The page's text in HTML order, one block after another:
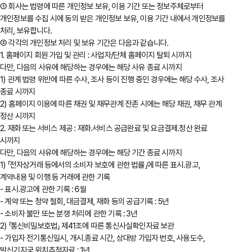
① 회사는 법령에 따른 개인정보 보유, 이용 기간 또는 정보주체로부터
개인정보를 수집 시에 동의 받은 개인정보 보유, 이용 기간 내에서 개인정보를
처리, 보유합니다.
② 각각의 개인정보 처리 및 보유 기간은 다음과 같습니다.
1. 홈페이지 회원 가입 및 관리 : 사업자/단체 홈페이지 탈퇴 시까지
다만, 다음의 사유에 해당하는 경우에는 해당 사유 종료 시까지
1) 관계 법령 위반에 따른 수사, 조사 등이 진행 중인 경우에는 해당 수사, 조사
종료 시까지
2) 홈페이지 이용에 따른 채권 및 채무관계 잔존 시에는 해당 채권, 채무 관계
정산 시까지
2. 재화 또는 서비스 제공 : 재화․서비스 공급완료 및 요금결제․정산 완료
시까지
다만, 다음의 사유에 해당하는 경우에는 해당 기간 종료 시까지
1) 「전자상거래 등에서의 소비자 보호에 관한 법률」에 따른 표시․광고,
계약내용 및 이행 등 거래에 관한 기록
- 표시․광고에 관한 기록 : 6월
- 계약 또는 청약 철회, 대금결제, 재화 등의 공급기록 : 5년
- 소비자 불만 또는 분쟁 처리에 관한 기록 : 3년
2) 「통신비밀보호법」 제41조에 따른 통신사실확인자료 보관
- 가입자 전기통신일시, 개시․종료 시간, 상대방 가입자 번호, 사용도수,